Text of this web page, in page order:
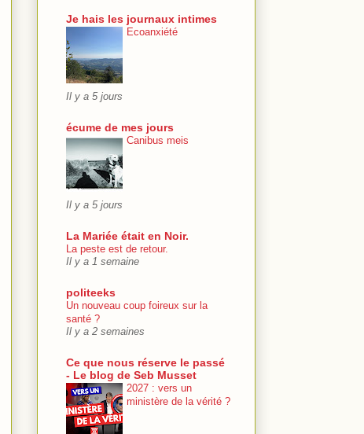
Je hais les journaux intimes
Ecoanxiété
Il y a 5 jours
écume de mes jours
Canibus meis
Il y a 5 jours
La Mariée était en Noir.
La peste est de retour.
Il y a 1 semaine
politeeks
Un nouveau coup foireux sur la
santé ?
Il y a 2 semaines
Ce que nous réserve le passé
- Le blog de Seb Musset
2027 : vers un
ministère de la vérité ?